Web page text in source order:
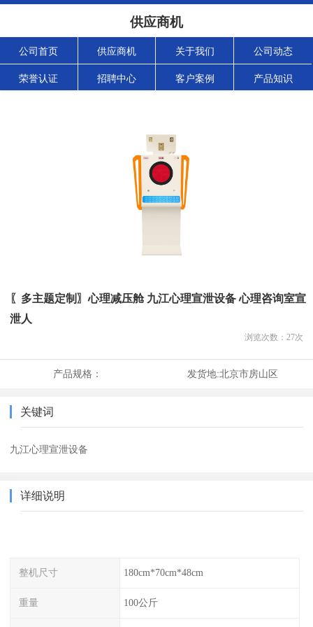
供应商机
公司首页 供应商机 关于我们 公司动态
荣誉认证 招聘中心 客户案例 产品知识
〖多主题定制〗心理减压舱 九江心理宣泄设备 心理咨询室宣
泄人
浏览次数： 27次
产品规格： 发货地:北京市房山区
关键词
九江心理宣泄设备
详细说明
整机尺寸 180cm*70cm*48cm
重量 100公斤